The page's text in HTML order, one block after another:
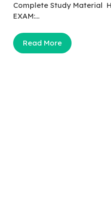
Complete Study Material
EXAM:...
Read More